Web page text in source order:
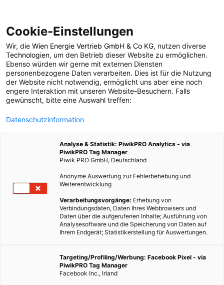
POSTS BY TAG
Verhaltenskodizes
1 BEITRAG
Cookie-Einstellungen
Wir, die Wien Energie Vertrieb GmbH & Co KG, nutzen diverse
Technologien, um den Betrieb dieser Website zu ermöglichen.
Ebenso würden wir gerne mit externen Diensten
personenbezogene Daten verarbeiten. Dies ist für die Nutzung
der Website nicht notwendig, ermöglicht uns aber eine noch
engere Interaktion mit unseren Website-Besuchern. Falls
gewünscht, bitte eine Auswahl treffen:
Datenschutzinformation
Analyse & Statistik: PiwikPRO Analytics - via
PiwikPRO Tag Manager
Piwik PRO GmbH, Deutschland
Anonyme Auswertung zur Fehlerbehebung und
Weiterentwicklung
Verarbeitungsvorgänge: Erhebung von
Verbindungsdaten, Daten Ihres Webbrowsers und
Daten über die aufgerufenen Inhalte; Ausführung von
Analysesoftware und die Speicherung von Daten auf
Ihrem Endgerät; Statistikerstellung für Auswertungen.
Targeting/Profiling/Werbung: Facebook Pixel - via
PiwikPRO Tag Manager
Facebook Inc., Irland